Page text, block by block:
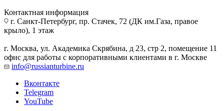
Контактная информация
г. Санкт-Петербург, пр. Стачек, 72 (ДК им.Газа, правое
крыло), 1 этаж
г. Москва, ул. Академика Скрябина, д 23, стр 2, помещение 11
офис для работы с корпоративными клиентами в г. Москве
info@russianturbine.ru
Вконтакте
Telegram
YouTube